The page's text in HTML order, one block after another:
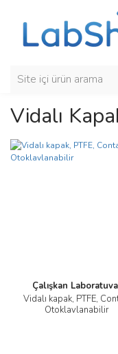
Vidalı
Çalışkan
Vidalı kapak, PTFE,
Otoklavlanabilir